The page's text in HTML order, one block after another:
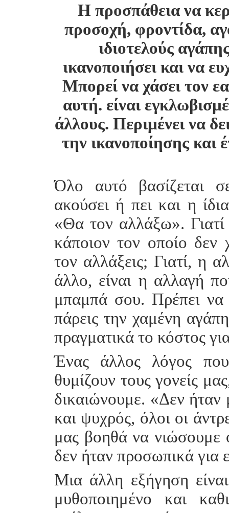
Η προσπάθεια να
προσοχή, φροντίδα,
ιδιοτελούς
ικανοποιήσει και να
Μπορεί να χάσει τον
αυτή. είναι
άλλους. Περιμένει να
την ικανοποίησης και
Όλο αυτό βασίζεται
ακούσει ή πει και η
«Θα τον αλλάξω».
κάποιον τον οποίο δεν
τον αλλάξεις; Γιατί, η
άλλο, είναι η αλλαγή
μπαμπά σου. Πρέπει να
πάρεις την χαμένη
πραγματικά το κόστος
Ένας άλλος λόγος
θυμίζουν τους γονείς
δικαιώνουμε. «Δεν
και ψυχρός, όλοι οι
μας βοηθά να νιώσουμε
δεν ήταν προσωπικά για
Μια άλλη εξήγηση
μυθοποιημένο και